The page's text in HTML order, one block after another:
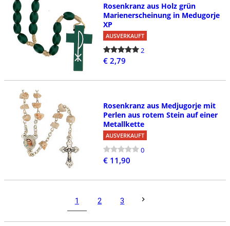
Rosenkranz aus Holz grün
Marienerscheinung in Medugorje
XP
AUSVERKAUFT
2
€ 2,79
Rosenkranz aus Medjugorje mit
Perlen aus rotem Stein auf einer
Metallkette
AUSVERKAUFT
0
€ 11,90
1 2 3